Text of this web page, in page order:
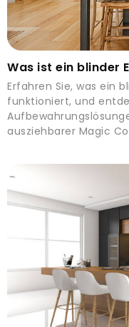
Was ist ein blinder
Erfahren Sie, was ein
funktioniert, und
ausziehbarer Magic